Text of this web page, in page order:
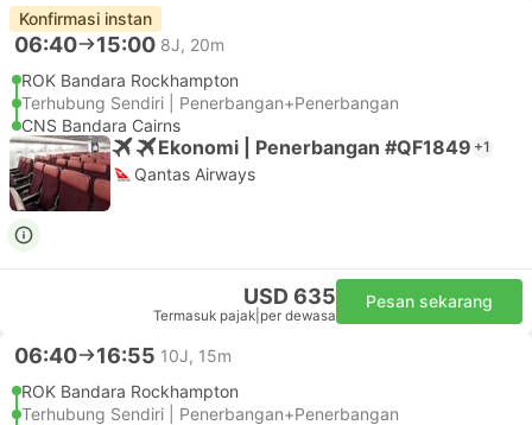
Konfirmasi instan
06:40 15:00 8J, 20m
ROK Bandara Rockhampton
Terhubung Sendiri | Penerbangan+Penerbangan
CNS Bandara Cairns
Ekonomi | Penerbangan #QF1849 +1
Qantas Airways
USD 635
Termasuk pajak per dewasa
Pesan sekarang
06:40 16:55 10J, 15m
ROK Bandara Rockhampton
Terhubung Sendiri | Penerbangan+Penerbangan